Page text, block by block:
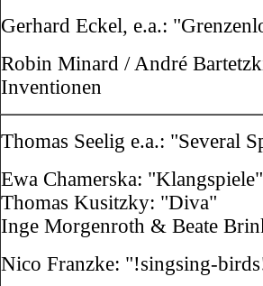
Gerhard Eckel, e.a.:
Robin Minard / André
Inventionen
Thomas Seelig e.a.: "Several
Ewa Chamerska: "Klangspiele"
Thomas Kusitzky: "Diva"
Inge Morgenroth & Beate
Nico Franzke: "!singsing-